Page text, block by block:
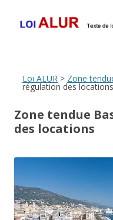
Loi ALUR
Loi ALUR > Zone
régulation des locations
Zone tendue
des locations